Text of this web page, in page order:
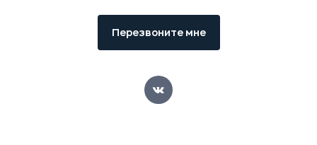
Перезвоните мне